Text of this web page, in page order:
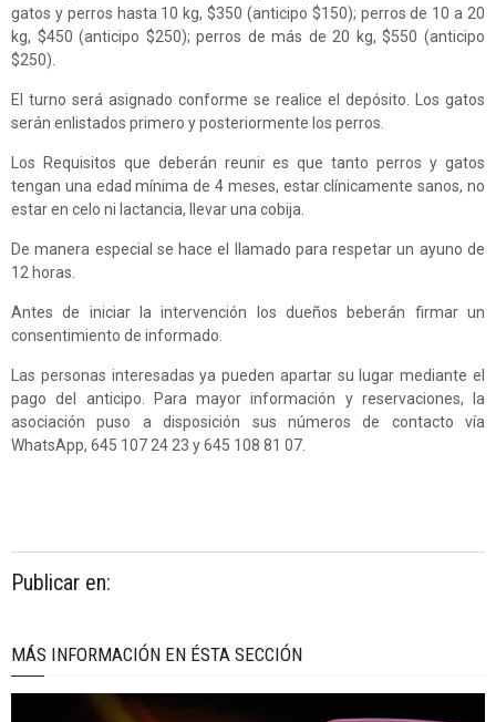
gatos y perros hasta 10 kg, $350 (anticipo $150); perros de 10 a 20
kg, $450 (anticipo $250); perros de más de 20 kg, $550 (anticipo
$250).
El turno será asignado conforme se realice el depósito. Los gatos
serán enlistados primero y posteriormente los perros.
Los Requisitos que deberán reunir es que tanto perros y gatos
tengan una edad mínima de 4 meses, estar clínicamente sanos, no
estar en celo ni lactancia, llevar una cobija.
De manera especial se hace el llamado para respetar un ayuno de
12 horas.
Antes de iniciar la intervención los dueños beberán firmar un
consentimiento de informado.
Las personas interesadas ya pueden apartar su lugar mediante el
pago del anticipo. Para mayor información y reservaciones, la
asociación puso a disposición sus números de contacto vía
WhatsApp, 645 107 24 23 y 645 108 81 07.
Publicar en:
MÁS INFORMACIÓN EN ÉSTA SECCIÓN